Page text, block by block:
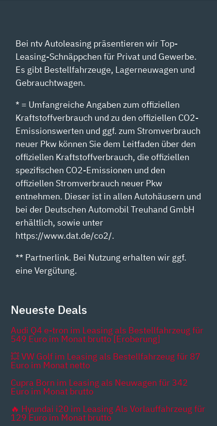
Bei ntv Autoleasing präsentieren wir Top-
Leasing-Schnäppchen für Privat und Gewerbe.
Es gibt Bestellfahrzeuge, Lagerneuwagen und
Gebrauchtwagen.
* = Umfangreiche Angaben zum offiziellen
Kraftstoffverbrauch und zu den offiziellen CO2-
Emissionswerten und ggf. zum Stromverbrauch
neuer Pkw können Sie dem Leitfaden über den
offiziellen Kraftstoffverbrauch, die offiziellen
spezifischen CO2-Emissionen und den
offiziellen Stromverbrauch neuer Pkw
entnehmen. Dieser ist in allen Autohäusern und
bei der Deutschen Automobil Treuhand GmbH
erhältlich, sowie unter
https://www.dat.de/co2/.
** Partnerlink. Bei Nutzung erhalten wir ggf.
eine Vergütung.
Neueste Deals
Audi Q4 e-tron im Leasing als Bestellfahrzeug für
549 Euro im Monat brutto [Eroberung]
💥 VW Golf im Leasing als Bestellfahrzeug für 87
Euro im Monat netto
Cupra Born im Leasing als Neuwagen für 342
Euro im Monat brutto
🔥 Hyundai i20 im Leasing Als Vorlauffahrzeug für
129 Euro im Monat brutto